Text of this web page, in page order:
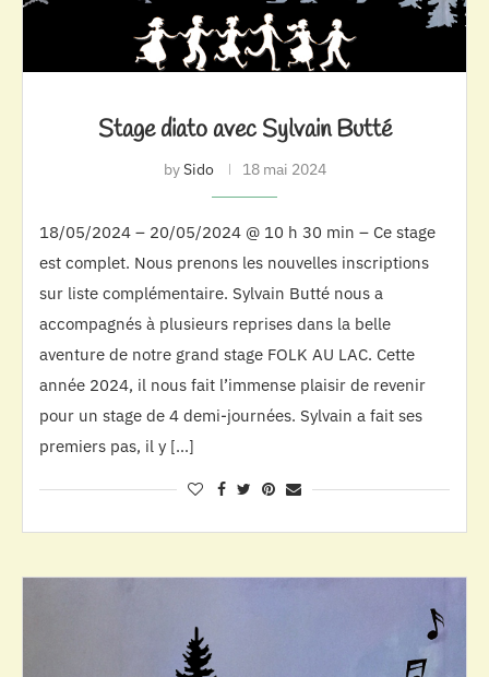
Stage diato avec Sylvain Butté
bySido 18 mai 2024
18/05/2024 – 20/05/2024 @ 10 h 30 min – Ce stage
est complet. Nous prenons les nouvelles inscriptions
sur liste complémentaire. Sylvain Butté nous a
accompagnés à plusieurs reprises dans la belle
aventure de notre grand stage FOLK AU LAC. Cette
année 2024, il nous fait l’immense plaisir de revenir
pour un stage de 4 demi-journées. Sylvain a fait ses
premiers pas, il y […]